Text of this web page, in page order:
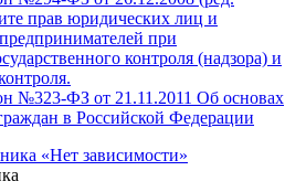
прав юридических лиц и
при
контроля (надзора) и
№323-ФЗ от 21.11.2011 Об основах
в Российской Федерации